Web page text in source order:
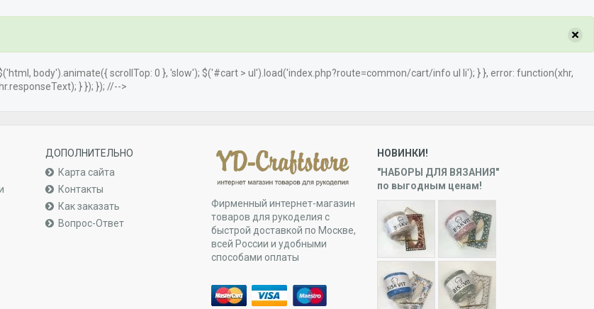
×
body').animate({ scrollTop: 0 }, 'slow'); $('#cart > ul').load('index.php?route=common/cart/info ul li'); } }, error: function(xhr,
} }); }); //-->
ДОПОЛНИТЕЛЬНО
Карта сайта
Контакты
Как заказать
Вопрос-Ответ
Фирменный интернет-магазин
товаров для рукоделия с
быстрой доставкой по Москве,
всей России и удобными
способами оплаты
НОВИНКИ!
"НАБОРЫ ДЛЯ ВЯЗАНИЯ"
по выгодным ценам!